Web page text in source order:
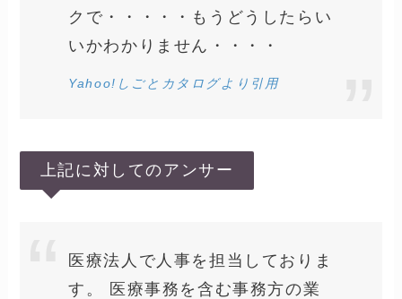
クで・・・・・もうどうしたらい
いかわかりません・・・・
Yahoo!しごとカタログより引用
上記に対してのアンサー
医療法人で人事を担当しておりま
す。 医療事務を含む事務方の業